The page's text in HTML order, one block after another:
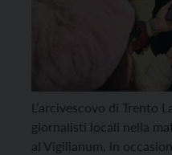
L’arcivescovo di Trento
giornalisti locali nella
al Vigilianum, in